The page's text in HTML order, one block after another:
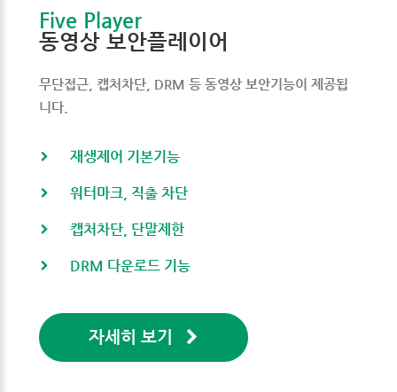
Five Player
동영상 보안플레이어
무단접근, 캡처차단, DRM 등 동영상 보안기능이 제공됩
니다.
재생제어 기본기능
워터마크, 직출 차단
캡처차단, 단말제한
DRM 다운로드 기능
자세히 보기